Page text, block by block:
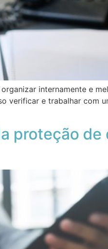
internamente e
verificar e trabalhar com
proteção de